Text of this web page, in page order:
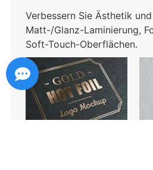
Verbessern Sie Ästhetik
Matt-/Glanz-Laminierung,
Soft-Touch-Oberflächen.